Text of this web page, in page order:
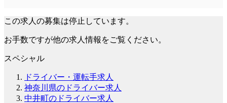
この求人の募集は停止しています。
お手数ですが他の求人情報をご覧ください。
スペシャル
ドライバー・運転手求人
神奈川県のドライバー求人
中井町のドライバー求人